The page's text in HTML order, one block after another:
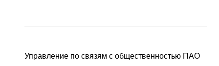
Управление по связям с общественностью ПАО